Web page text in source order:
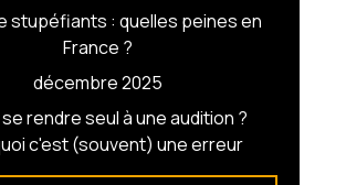
stupéfiants : quelles peines en
France ?
décembre 2025
rendre seul à une audition ?
c'est (souvent) une erreur